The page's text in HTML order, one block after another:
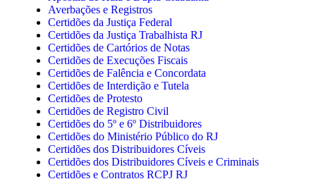
Averbações e Registros
Certidões da Justiça Federal
Certidões da Justiça Trabalhista RJ
Certidões de Cartórios de Notas
Certidões de Execuções Fiscais
Certidões de Falência e Concordata
Certidões de Interdição e Tutela
Certidões de Protesto
Certidões de Registro Civil
Certidões do 5º e 6º Distribuidores
Certidões do Ministério Público do RJ
Certidões dos Distribuidores Cíveis
Certidões dos Distribuidores Cíveis e Criminais
Certidões e Contratos RCPJ RJ